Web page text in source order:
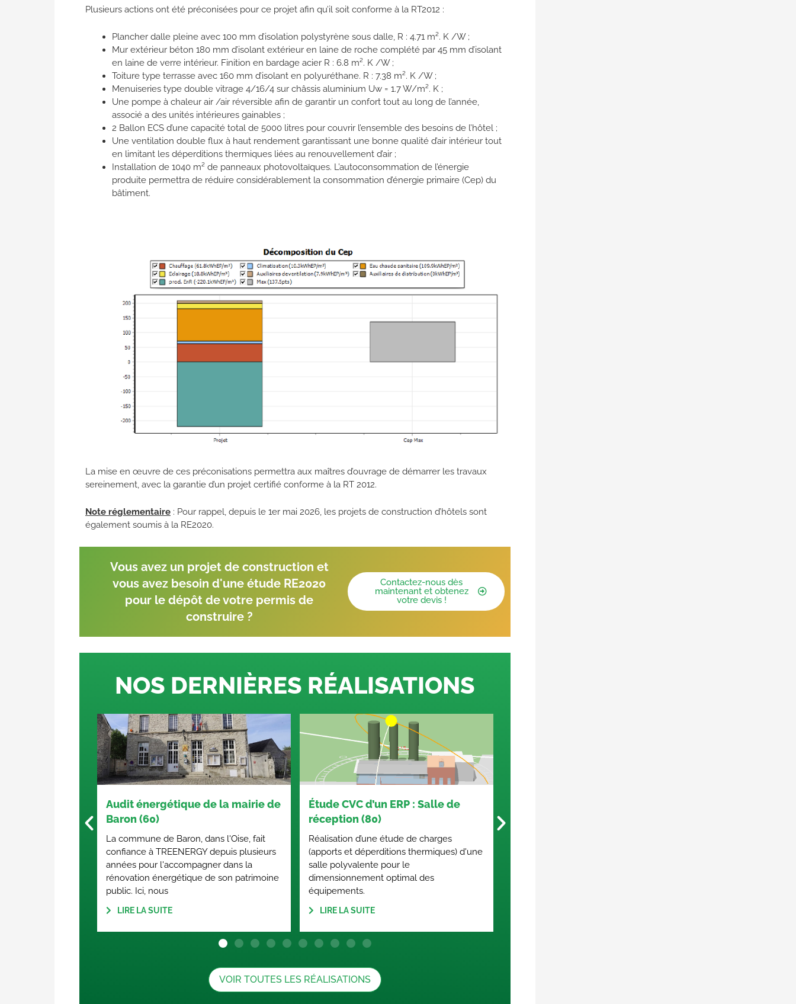
Plusieurs actions ont été préconisées pour ce projet afin qu’il soit conforme à la RT2012 :
Plancher dalle pleine avec 100 mm d’isolation polystyrène sous dalle, R : 4.71 m². K /W ;
Mur extérieur béton 180 mm d’isolant extérieur en laine de roche complété par 45 mm d’isolant
en laine de verre intérieur. Finition en bardage acier R : 6.8 m². K /W ;
Toiture type terrasse avec 160 mm d’isolant en polyuréthane. R : 7.38 m². K /W ;
Menuiseries type double vitrage 4/16/4 sur châssis aluminium Uw = 1.7 W/m². K ;
Une pompe à chaleur air /air réversible afin de garantir un confort tout au long de l’année,
associé a des unités intérieures gainables ;
2 Ballon ECS d’une capacité total de 5000 litres pour couvrir l’ensemble des besoins de l’hôtel ;
Une ventilation double flux à haut rendement garantissant une bonne qualité d’air intérieur tout
en limitant les déperditions thermiques liées au renouvellement d’air ;
Installation de 1040 m² de panneaux photovoltaïques. L’autoconsommation de l’énergie
produite permettra de réduire considérablement la consommation d’énergie primaire (Cep) du
bâtiment.
La mise en œuvre de ces préconisations permettra aux maîtres d’ouvrage de démarrer les travaux
sereinement, avec la garantie d’un projet certifié conforme à la RT 2012.
Note réglementaire : Pour rappel, depuis le 1er mai 2026, les projets de construction d’hôtels sont
également soumis à la RE2020.
Vous avez un projet de construction et
vous avez besoin d'une étude RE2020
pour le dépôt de votre permis de
construire ?
Contactez-nous dès
maintenant et obtenez
votre devis !
NOS DERNIÈRES RÉALISATIONS
Étude CVC d’un ERP : Salle de
réception (80)
Réalisation d’une étude de charges
(apports et déperditions thermiques) d'une
salle polyvalente pour le
dimensionnement optimal des
équipements.
LIRE LA SUITE
Audit énergétique du patrimoine
de Cuignières (60)
La commune de Cuignières, dans l'Oise, a
confié à TREENERGY la réalisation d'audits
énergétiques sur deux bâtiments publics
situés rue de l'Église : la mairie,
VOIR TOUTES LES RÉALISATIONS